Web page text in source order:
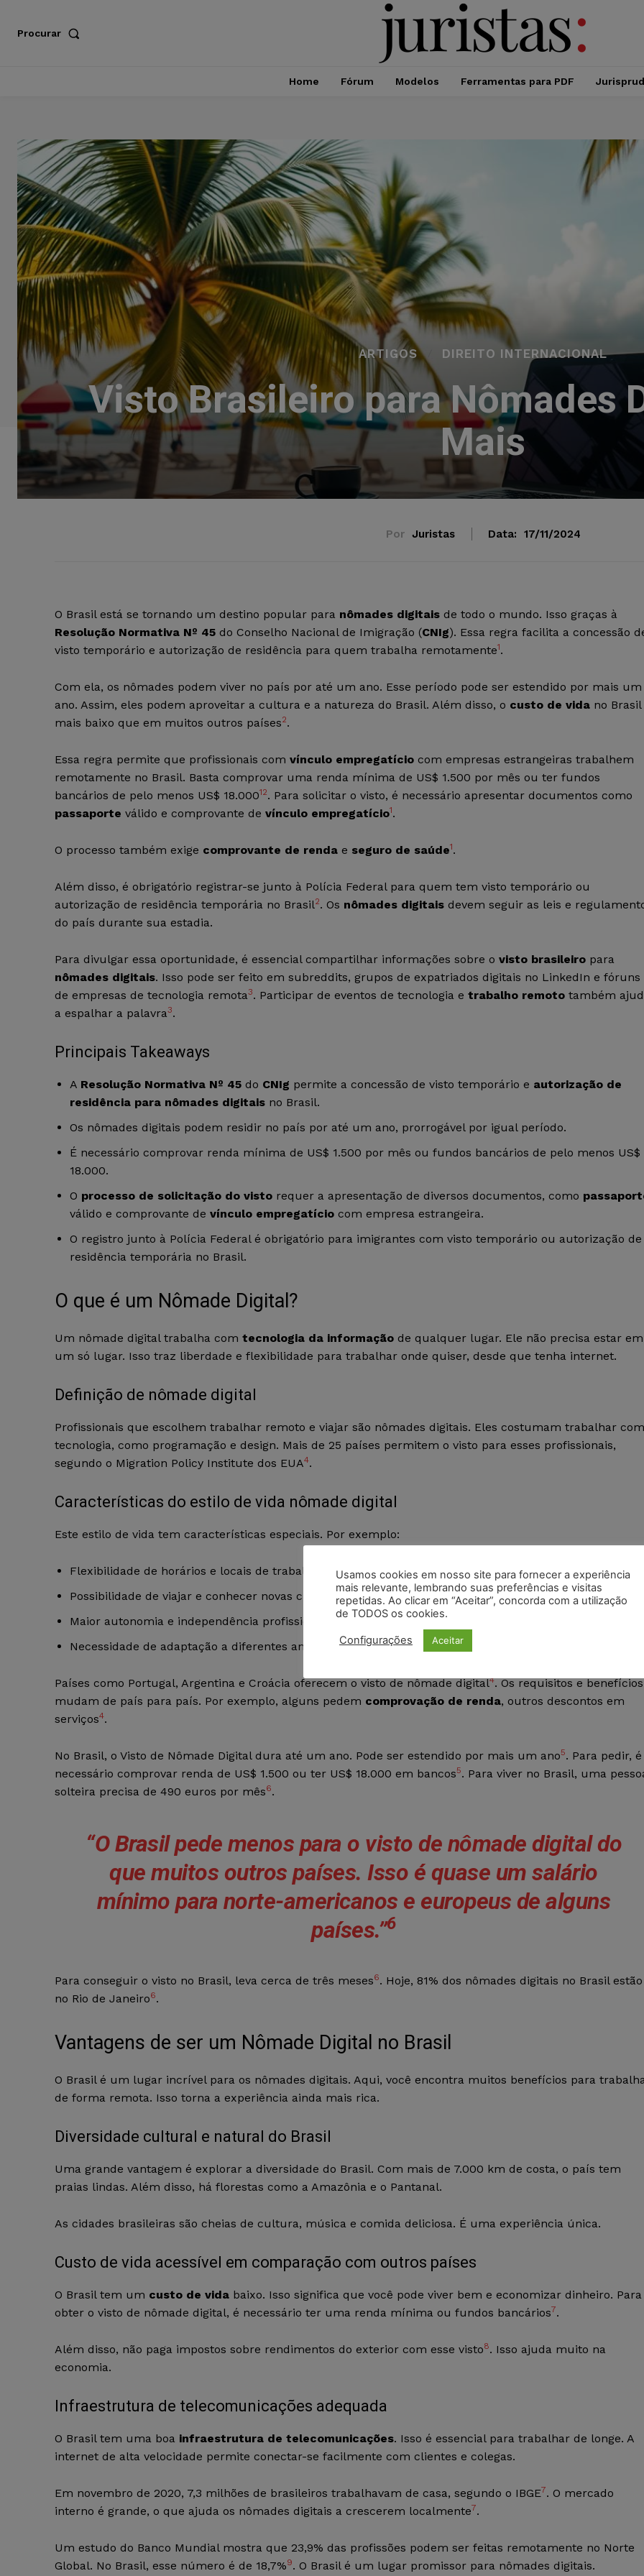
Procurar
Home Fórum Modelos Ferramentas para PDF
ARTIGOS DIREITO INTERNACIONAL
Visto Brasileiro para Nômades
Mais
Por Juristas Data: 17/11/2024
O Brasil está se tornando um destino popular para nômades digitais de todo o mundo. Isso graças à
Resolução Normativa Nº 45 do Conselho Nacional de Imigração (CNIg). Essa regra facilita a concessão
visto temporário e autorização de residência para quem trabalha remotamente1.
Com ela, os nômades podem viver no país por até um ano. Esse período pode ser estendido por mais um
ano. Assim, eles podem aproveitar a cultura e a natureza do Brasil. Além disso, o custo de vida no Brasil
mais baixo que em muitos outros países2.
Essa regra permite que profissionais com vínculo empregatício com empresas estrangeiras trabalhem
remotamente no Brasil. Basta comprovar uma renda mínima de US$ 1.500 por mês ou ter fundos
bancários de pelo menos US$ 18.00012. Para solicitar o visto, é necessário apresentar documentos como
passaporte válido e comprovante de vínculo empregatício1.
O processo também exige comprovante de renda e seguro de saúde1.
Além disso, é obrigatório registrar-se junto à Polícia Federal para quem tem visto temporário ou
autorização de residência temporária no Brasil2. Os nômades digitais devem seguir as leis e
do país durante sua estadia.
Para divulgar essa oportunidade, é essencial compartilhar informações sobre o visto brasileiro para
nômades digitais. Isso pode ser feito em subreddits, grupos de expatriados digitais no LinkedIn e fóruns
de empresas de tecnologia remota3. Participar de eventos de tecnologia e trabalho remoto também
a espalhar a palavra3.
Principais Takeaways
A Resolução Normativa Nº 45 do CNIg permite a concessão de visto temporário e autorização de
residência para nômades digitais no Brasil.
Os nômades digitais podem residir no país por até um ano, prorrogável por igual período.
É necessário comprovar renda mínima de US$ 1.500 por mês ou fundos bancários de pelo menos US$
18.000.
O processo de solicitação do visto requer a apresentação de diversos documentos, como
válido e comprovante de vínculo empregatício com empresa estrangeira.
O registro junto à Polícia Federal é obrigatório para imigrantes com visto temporário ou autorização de
residência temporária no Brasil.
O que é um Nômade Digital?
Um nômade digital trabalha com tecnologia da informação de qualquer lugar. Ele não precisa estar em
um só lugar. Isso traz liberdade e flexibilidade para trabalhar onde quiser, desde que tenha internet.
Definição de nômade digital
Profissionais que escolhem trabalhar remoto e viajar são nômades digitais. Eles costumam trabalhar com
tecnologia, como programação e design. Mais de 25 países permitem o visto para esses profissionais,
segundo o Migration Policy Institute dos EUA4.
Características do estilo de vida nômade digital
Este estilo de vida tem características especiais. Por exemplo:
Flexibilidade de horários e locais de trabalho
Possibilidade de viajar e conhecer novas culturas
Maior autonomia e independência profissional
Necessidade de adaptação a diferentes ambientes e situações
Países como Portugal, Argentina e Croácia oferecem o visto de nômade digital4. Os requisitos e benefícios
mudam de país para país. Por exemplo, alguns pedem comprovação de renda, outros descontos em
serviços4.
No Brasil, o Visto de Nômade Digital dura até um ano. Pode ser estendido por mais um ano5. Para pedir, é
necessário comprovar renda de US$ 1.500 ou ter US$ 18.000 em bancos5. Para viver no Brasil, uma
solteira precisa de 490 euros por mês6.
“O Brasil pede menos para o visto de nômade digital do
que muitos outros países. Isso é quase um salário
mínimo para norte-americanos e europeus de alguns
países.”6
Para conseguir o visto no Brasil, leva cerca de três meses6. Hoje, 81% dos nômades digitais no Brasil estão
no Rio de Janeiro6.
Vantagens de ser um Nômade Digital no Brasil
O Brasil é um lugar incrível para os nômades digitais. Aqui, você encontra muitos benefícios para
de forma remota. Isso torna a experiência ainda mais rica.
Diversidade cultural e natural do Brasil
Uma grande vantagem é explorar a diversidade do Brasil. Com mais de 7.000 km de costa, o país tem
praias lindas. Além disso, há florestas como a Amazônia e o Pantanal.
As cidades brasileiras são cheias de cultura, música e comida deliciosa. É uma experiência única.
Custo de vida acessível em comparação com outros países
O Brasil tem um custo de vida baixo. Isso significa que você pode viver bem e economizar dinheiro. Para
obter o visto de nômade digital, é necessário ter uma renda mínima ou fundos bancários7.
Além disso, não paga impostos sobre rendimentos do exterior com esse visto8. Isso ajuda muito na
economia.
Infraestrutura de telecomunicações adequada
O Brasil tem uma boa infraestrutura de telecomunicações. Isso é essencial para trabalhar de longe. A
internet de alta velocidade permite conectar-se facilmente com clientes e colegas.
Em novembro de 2020, 7,3 milhões de brasileiros trabalhavam de casa, segundo o IBGE7. O mercado
interno é grande, o que ajuda os nômades digitais a crescerem localmente7.
Um estudo do Banco Mundial mostra que 23,9% das profissões podem ser feitas remotamente no Norte
Global. No Brasil, esse número é de 18,7%9. O Brasil é um lugar promissor para nômades digitais.
Usamos cookies em nosso site para fornecer a experiência
mais relevante, lembrando suas preferências e visitas
repetidas. Ao clicar em “Aceitar”, concorda com a utilização
de TODOS os cookies.
Configurações Aceitar